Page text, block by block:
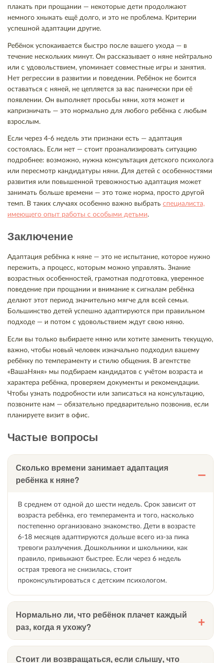
плакать при прощании — некоторые дети продолжают
немного хныкать ещё долго, и это не проблема. Критерии
успешной адаптации другие.
Ребёнок успокаивается быстро после вашего ухода — в
течение нескольких минут. Он рассказывает о няне нейтрально
или с удовольствием, упоминает совместные игры и занятия.
Нет регрессии в развитии и поведении. Ребёнок не боится
оставаться с няней, не цепляется за вас панически при её
появлении. Он выполняет просьбы няни, хотя может и
капризничать — это нормально для любого ребёнка с любым
взрослым.
Если через 4-6 недель эти признаки есть — адаптация
состоялась. Если нет — стоит проанализировать ситуацию
подробнее: возможно, нужна консультация детского психолога
или пересмотр кандидатуры няни. Для детей с особенностями
развития или повышенной тревожностью адаптация может
занимать больше времени — это тоже норма, просто другой
темп. В таких случаях особенно важно выбрать специалиста,
имеющего опыт работы с особыми детьми.
Заключение
Адаптация ребёнка к няне — это не испытание, которое нужно
пережить, а процесс, которым можно управлять. Знание
возрастных особенностей, грамотная подготовка, уверенное
поведение при прощании и внимание к сигналам ребёнка
делают этот период значительно мягче для всей семьи.
Большинство детей успешно адаптируются при правильном
подходе — и потом с удовольствием ждут свою няню.
Если вы только выбираете няню или хотите заменить текущую,
важно, чтобы новый человек изначально подходил вашему
ребёнку по темпераменту и стилю общения. В агентстве
«ВашаНяня» мы подбираем кандидатов с учётом возраста и
характера ребёнка, проверяем документы и рекомендации.
Чтобы узнать подробности или записаться на консультацию,
позвоните нам — обязательно предварительно позвонив, если
планируете визит в офис.
Частые вопросы
Сколько времени занимает адаптация
ребёнка к няне?
В среднем от одной до шести недель. Срок зависит от
возраста ребёнка, его темперамента и того, насколько
постепенно организовано знакомство. Дети в возрасте
6-18 месяцев адаптируются дольше всего из-за пика
тревоги разлучения. Дошкольники и школьники, как
правило, привыкают быстрее. Если через 6 недель
острая тревога не снизилась, стоит
проконсультироваться с детским психологом.
Нормально ли, что ребёнок плачет каждый
раз, когда я ухожу?
Да, особенно в первые недели и у детей до 3 лет. Плач
при расставании — биологически обусловленная
Стоит ли возвращаться, если слышу, что